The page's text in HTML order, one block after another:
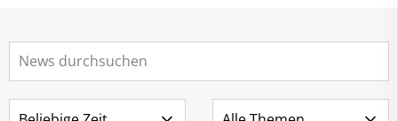
Leistungs- & Wettkampfsport
Schwimmen lernen
Vereinsfinder
Lizenzwesen
Zentrale Hinweisstelle